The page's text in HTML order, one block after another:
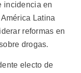
incidencia en
Latina
reformas en
drogas.
electo de